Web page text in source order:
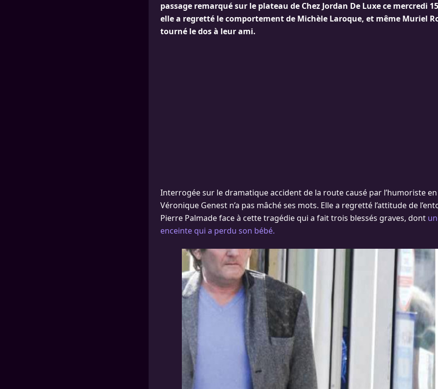
passage remarqué sur le plateau de Chez Jordan De Luxe ce mercredi
elle a regretté le comportement de Michèle Laroque, et même Muriel
tourné le dos à leur ami.
Interrogée sur le dramatique accident de la route causé par l’humoriste
Véronique Genest n’a pas mâché ses mots. Elle a regretté l’attitude de
Pierre Palmade face à cette tragédie qui a fait trois blessés graves, dont
enceinte qui a perdu son bébé.